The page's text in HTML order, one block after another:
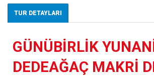
TUR DETAYLARI
GÜNÜBİRLİK
DEDEAĞAÇ MAKRİ